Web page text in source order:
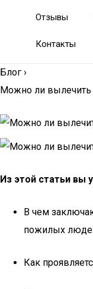
Отзывы
Контакты
Блог ›
Можно ли
Из этой статьи вы
В чем
пожилых
Как